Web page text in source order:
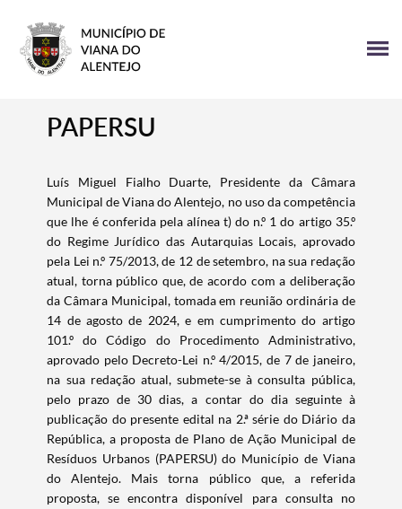
PAPERSU
Luís Miguel Fialho Duarte, Presidente da Câmara
Municipal de Viana do Alentejo, no uso da competência
que lhe é conferida pela alínea t) do n.º 1 do artigo 35.º
do Regime Jurídico das Autarquias Locais, aprovado
pela Lei n.º 75/2013, de 12 de setembro, na sua redação
atual, torna público que, de acordo com a deliberação
da Câmara Municipal, tomada em reunião ordinária de
14 de agosto de 2024, e em cumprimento do artigo
101.º do Código do Procedimento Administrativo,
aprovado pelo Decreto-Lei n.º 4/2015, de 7 de janeiro,
na sua redação atual, submete-se à consulta pública,
pelo prazo de 30 dias, a contar do dia seguinte à
publicação do presente edital na 2.ª série do Diário da
República, a proposta de Plano de Ação Municipal de
Resíduos Urbanos (PAPERSU) do Município de Viana
do Alentejo. Mais torna público que, a referida
proposta, se encontra disponível para consulta no